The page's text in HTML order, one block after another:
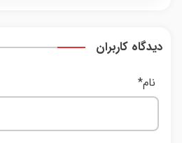
دیدگاه کاربران
نام*